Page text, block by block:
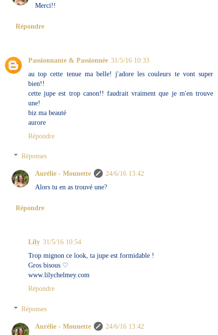
Merci!!
Répondre
Passionnante & Passionnée 31/5/16 10:33
au top cette tenue ma belle! j'adore les couleurs te vont super
bien!!
cette jupe est trop canon!! faudrait vraiment que je m'en trouve
une!
biz ma beauté
aurore
Répondre
Réponses
Aurélie - Mounette
24/6/16 13:42
Alors tu en as trouvé une?
Répondre
Lily 31/5/16 10:54
Trop mignon ce look, ta jupe est formidable !
Gros bisous ♡
www.lilychelmey.com
Répondre
Réponses
Aurélie - Mounette
24/6/16 13:42